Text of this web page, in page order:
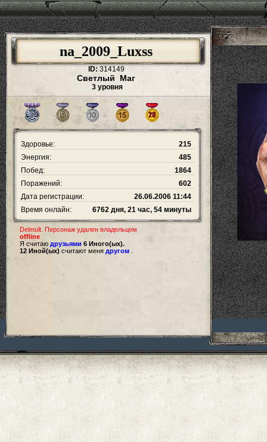
na_2009_Luxss
ID: 314149
Светлый Маг
3 уровня
Здоровье:
215
Энергия:
485
Побед:
1864
Поражений:
602
Дата регистрации:
26.06.2006 11:44
Время онлайн:
6762 дня, 21 час, 54 минуты
Delmult. Персонаж удален владельцем
offline
Я считаю друзьями 6 Иного(ых).
12 Иной(ых) считают меня другом